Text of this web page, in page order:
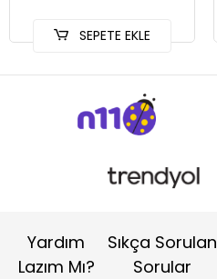
SEPETE EKLE
Yardım
Lazım Mı?
Sıkça Sorulan
Sorular